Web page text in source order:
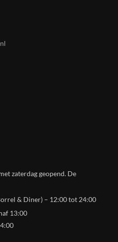
zaterdag geopend. De
& Diner) – 12:00 tot 24:00
13:00